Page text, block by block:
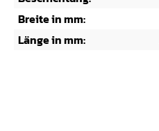
Breite in mm:
Länge in mm: